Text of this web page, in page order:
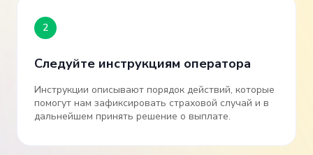
2
Следуйте инструкциям оператора
Инструкции описывают порядок действий, которые
помогут нам зафиксировать страховой случай и в
дальнейшем принять решение о выплате.